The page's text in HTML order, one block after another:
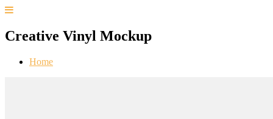
Creative Vinyl Mockup
Home